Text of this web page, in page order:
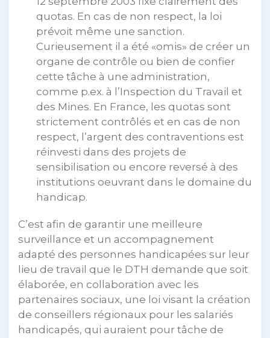
quotas. En cas de non respect, la loi
prévoit même une sanction.
Curieusement il a été «omis» de créer un
organe de contrôle ou bien de confier
cette tâche à une administration,
comme p.ex. à l’Inspection du Travail et
des Mines. En France, les quotas sont
strictement contrôlés et en cas de non
respect, l’argent des contraventions est
réinvesti dans des projets de
sensibilisation ou encore reversé à des
institutions oeuvrant dans le domaine du
handicap.
C’est afin de garantir une meilleure
surveillance et un accompagnement
adapté des personnes handicapées sur leur
lieu de travail que le DTH demande que soit
élaborée, en collaboration avec les
partenaires sociaux, une loi visant la création
de conseillers régionaux pour les salariés
handicapés, qui auraient pour tâche de